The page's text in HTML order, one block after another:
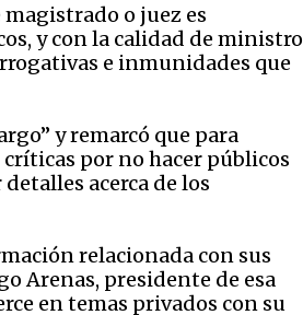
o juez es
y con la calidad de ministro
e inmunidades que
y remarcó que para
por no hacer públicos
acerca de los
relacionada con sus
Arenas, presidente de esa
en temas privados con su